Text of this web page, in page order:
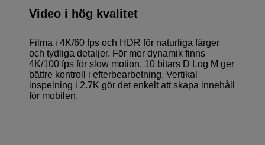
Video i hög kvalitet
Filma i 4K/60 fps och HDR för naturliga färger
och tydliga detaljer. För mer dynamik finns
4K/100 fps för slow motion. 10 bitars D Log M ger
bättre kontroll i efterbearbetning. Vertikal
inspelning i 2.7K gör det enkelt att skapa innehåll
för mobilen.